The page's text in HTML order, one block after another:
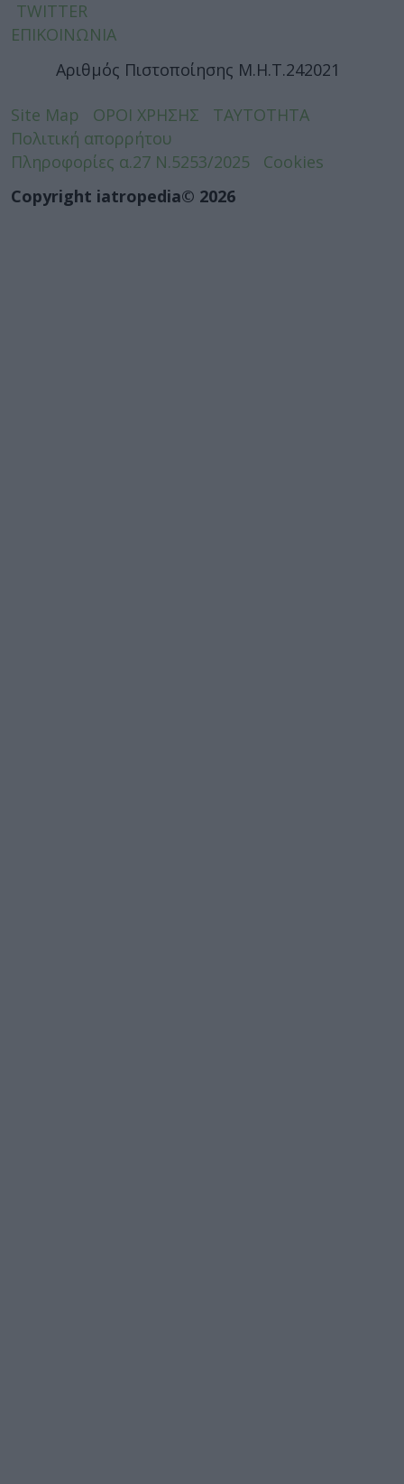
TWITTER
ΕΠΙΚΟΙΝΩΝΙΑ
Αριθμός Πιστοποίησης Μ.Η.Τ.242021
Site Map ΟΡΟΙ ΧΡΗΣΗΣ
ΤΑΥΤΟΤΗΤΑ
Πολιτική απορρήτου
Πληροφορίες α.27 Ν.5253/2025
Cookies
Copyright iatropedia© 2026